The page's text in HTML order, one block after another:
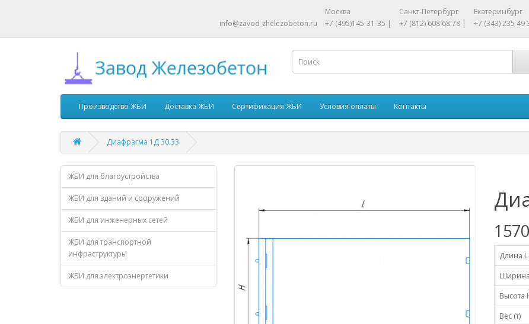
info@zavod-zhelezobeton.ru
Москва
+7 (495)145-31-35 |
Санкт-Петербург
+7 (812) 608 68 78 |
Екатеринбург
+7 (343) 235 49
Производство ЖБИ Доставка ЖБИ Сертификация ЖБИ Условия оплаты Контакты
Диафрагма 1Д 30.33
ЖБИ для благоустройства
ЖБИ для зданий и сооружений
ЖБИ для инженерных сетей
ЖБИ для транспортной
инфраструктуры
ЖБИ для электроэнергетики
Длина
Высота
Вес (т)